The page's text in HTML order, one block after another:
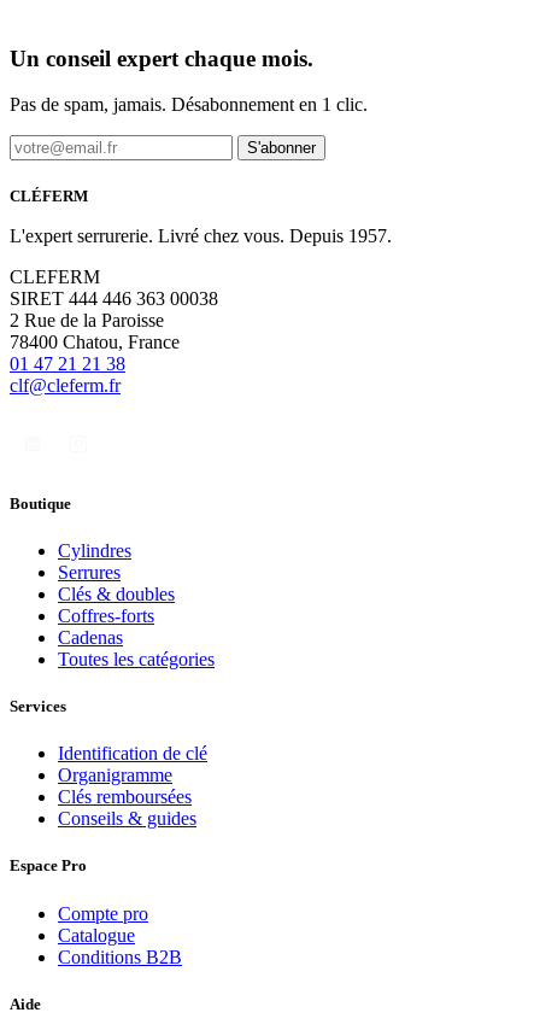
Un conseil expert chaque mois.
Pas de spam, jamais. Désabonnement en 1 clic.
S'abonner
CLÉFERM
L'expert serrurerie. Livré chez vous. Depuis 1957.
CLEFERM
SIRET 444 446 363 00038
2 Rue de la Paroisse
78400 Chatou, France
01 47 21 21 38
clf@cleferm.fr
Boutique
Cylindres
Serrures
Clés & doubles
Coffres-forts
Cadenas
Toutes les catégories
Services
Identification de clé
Organigramme
Clés remboursées
Conseils & guides
Espace Pro
Compte pro
Catalogue
Conditions B2B
Aide